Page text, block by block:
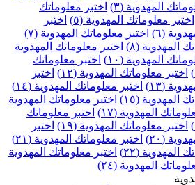
اختبر معلوماتك
المهدوية (٥)
اختبر
معلوماتك المهدوية (٧)
اختبر معلوماتك المهدوية
اختبر معلوماتك
المهدوية (١٢)
اختبر
معلوماتك المهدوية (١٤)
اختبر معلوماتك المهدوية
(١٧)
اختبر معلوماتك
المهدوية (١٩)
اختبر
معلوماتك المهدوية (٢١)
اختبر معلوماتك المهدوية
(٢٤)